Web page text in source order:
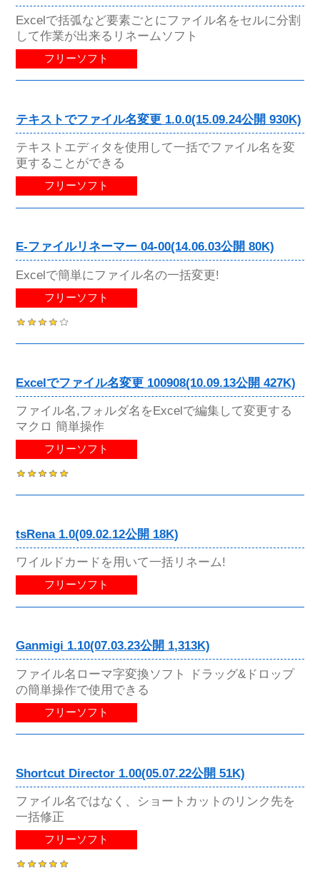
Excelで括弧など要素ごとにファイル名をセルに分割
して作業が出来るリネームソフト
フリーソフト
テキストでファイル名変更 1.0.0(15.09.24公開 930K)
テキストエディタを使用して一括でファイル名を変
更することができる
フリーソフト
E-ファイルリネーマー 04-00(14.06.03公開 80K)
Excelで簡単にファイル名の一括変更!
フリーソフト
Excelでファイル名変更 100908(10.09.13公開 427K)
ファイル名,フォルダ名をExcelで編集して変更する
マクロ 簡単操作
フリーソフト
tsRena 1.0(09.02.12公開 18K)
ワイルドカードを用いて一括リネーム!
フリーソフト
Ganmigi 1.10(07.03.23公開 1,313K)
ファイル名ローマ字変換ソフト ドラッグ&ドロップ
の簡単操作で使用できる
フリーソフト
Shortcut Director 1.00(05.07.22公開 51K)
ファイル名ではなく、ショートカットのリンク先を
一括修正
フリーソフト